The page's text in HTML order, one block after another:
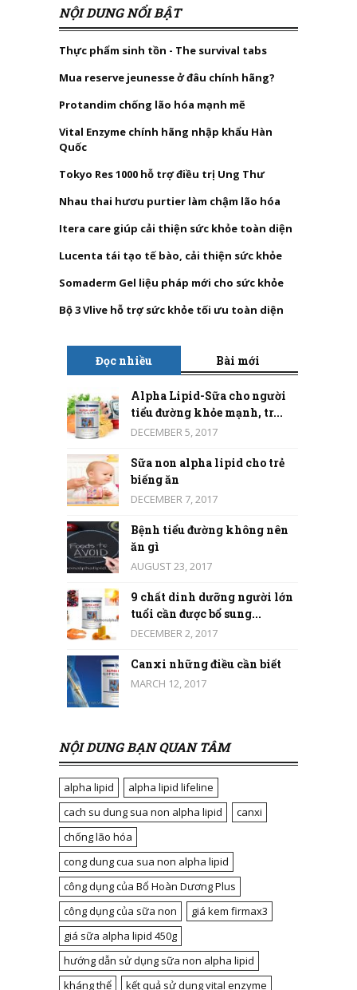
NỘI DUNG NỔI BẬT
Thực phẩm sinh tồn - The survival tabs
Mua reserve jeunesse ở đâu chính hãng?
Protandim chống lão hóa mạnh mẽ
Vital Enzyme chính hãng nhập khẩu Hàn
Quốc
Tokyo Res 1000 hỗ trợ điều trị Ung Thư
Nhau thai hươu purtier làm chậm lão hóa
Itera care giúp cải thiện sức khỏe toàn diện
Lucenta tái tạo tế bào, cải thiện sức khỏe
Somaderm Gel liệu pháp mới cho sức khỏe
Bộ 3 Vlive hỗ trợ sức khỏe tối ưu toàn diện
Đọc nhiều Bài mới
Alpha Lipid-Sữa cho người
tiểu đường khỏe mạnh, tr...
DECEMBER 5, 2017
Sữa non alpha lipid cho trẻ
biếng ăn
DECEMBER 7, 2017
Bệnh tiểu đường không nên
ăn gì
AUGUST 23, 2017
9 chất dinh dưỡng người lớn
tuổi cần được bổ sung...
DECEMBER 2, 2017
Canxi những điều cần biết
MARCH 12, 2017
NỘI DUNG BẠN QUAN TÂM
alpha lipid
alpha lipid lifeline
cach su dung sua non alpha lipid
canxi
chống lão hóa
cong dung cua sua non alpha lipid
công dụng của Bổ Hoàn Dương Plus
công dụng của sữa non
giá kem firmax3
giá sữa alpha lipid 450g
hướng dẫn sử dụng sữa non alpha lipid
kháng thể
kết quả sử dụng vital enzyme